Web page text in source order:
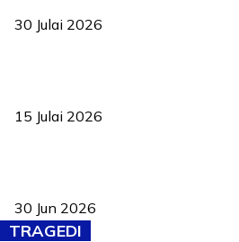
30 Julai 2026
15 Julai 2026
30 Jun 2026
TRAGEDI